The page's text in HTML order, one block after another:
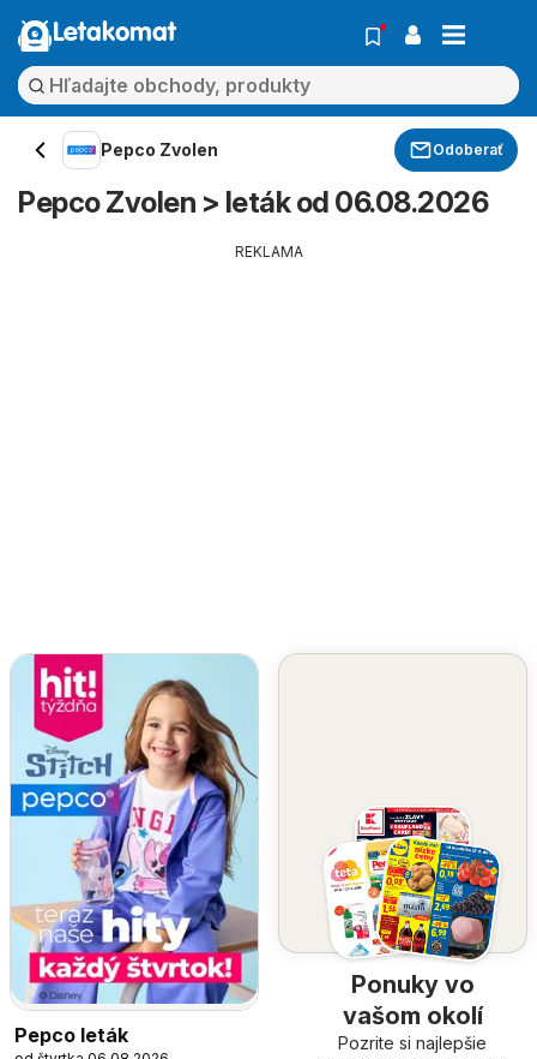
Letakomat
Pepco Zvolen Odoberať
Pepco Zvolen > leták od 06.08.2026
REKLAMA
Pepco leták
Ponuky vo
vašom okolí
Pozrite si najlepšie